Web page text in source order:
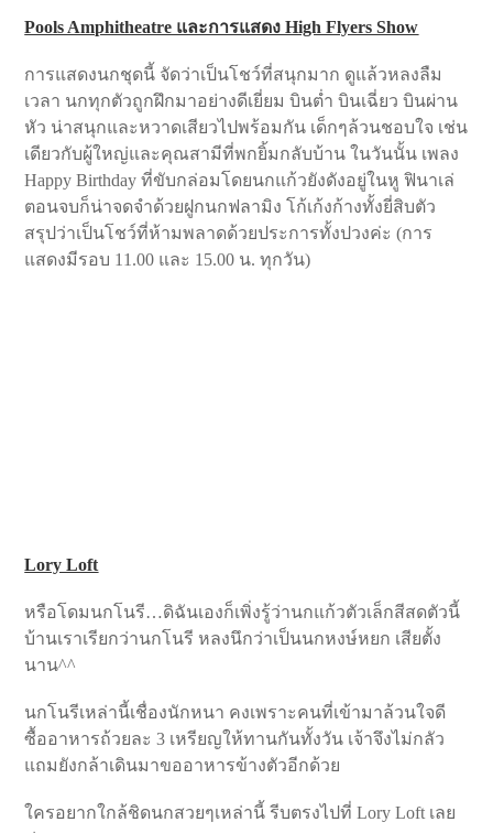
Pools Amphitheatre และการแสดง High Flyers Show
การแสดงนกชุดนี้ จัดว่าเป็นโชว์ที่สนุกมาก ดูแล้วหลงลืม
เวลา นกทุกตัวถูกฝึกมาอย่างดีเยี่ยม บินต่ำ บินเฉี่ยว บินผ่าน
หัว น่าสนุกและหวาดเสียวไปพร้อมกัน เด็กๆล้วนชอบใจ เช่น
เดียวกับผู้ใหญ่และคุณสามีที่พกยิ้มกลับบ้าน ในวันนั้น เพลง
Happy Birthday ที่ขับกล่อมโดยนกแก้วยังดังอยู่ในหู ฟินาเล่
ตอนจบก็น่าจดจำด้วยฝูกนกฟลามิง โก้เก้งก้างทั้งยี่สิบตัว
สรุปว่าเป็นโชว์ที่ห้ามพลาดด้วยประการทั้งปวงค่ะ (การ
แสดงมีรอบ 11.00 และ 15.00 น. ทุกวัน)
Lory Loft
หรือโดมนกโนรี…ดิฉันเองก็เพิ่งรู้ว่านกแก้วตัวเล็กสีสดตัวนี้
บ้านเราเรียกว่านกโนรี หลงนึกว่าเป็นนกหงษ์หยก เสียตั้ง
นาน^^
นกโนรีเหล่านี้เชื่องนักหนา คงเพราะคนที่เข้ามาล้วนใจดี
ซื้ออาหารถ้วยละ 3 เหรียญให้ทานกันทั้งวัน เจ้าจึงไม่กลัว
แถมยังกล้าเดินมาขออาหารข้างตัวอีกด้วย
ใครอยากใกล้ชิดนกสวยๆเหล่านี้ รีบตรงไปที่ Lory Loft เลย